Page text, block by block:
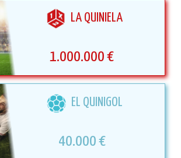
LA QUINIELA
1.000.000 €
EL QUINIGOL
40.000 €